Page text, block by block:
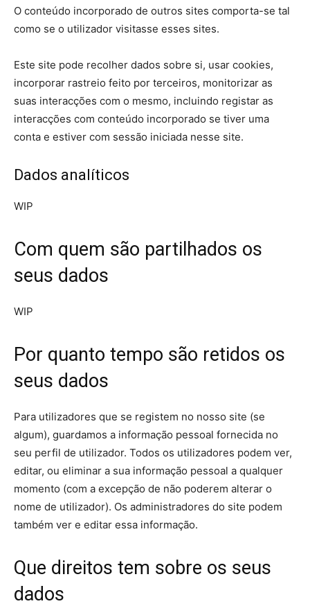
O conteúdo incorporado de outros sites comporta-se tal
como se o utilizador visitasse esses sites.
Este site pode recolher dados sobre si, usar cookies,
incorporar rastreio feito por terceiros, monitorizar as
suas interacções com o mesmo, incluindo registar as
interacções com conteúdo incorporado se tiver uma
conta e estiver com sessão iniciada nesse site.
Dados analíticos
WIP
Com quem são partilhados os
seus dados
WIP
Por quanto tempo são retidos os
seus dados
Para utilizadores que se registem no nosso site (se
algum), guardamos a informação pessoal fornecida no
seu perfil de utilizador. Todos os utilizadores podem ver,
editar, ou eliminar a sua informação pessoal a qualquer
momento (com a excepção de não poderem alterar o
nome de utilizador). Os administradores do site podem
também ver e editar essa informação.
Que direitos tem sobre os seus
dados